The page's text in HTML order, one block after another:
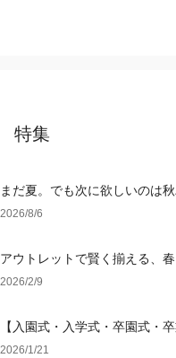
特集
まだ夏。でも次に欲しいのは
2026/8/6
アウトレットで賢く揃える、
2026/2/9
【入園式・入学式・卒園式・
トレットパーク オンラインで
2026/1/21